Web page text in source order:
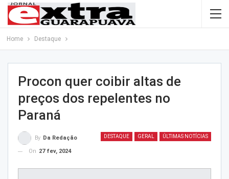
Home Destaque
Procon quer coibir altas de
preços dos repelentes no
Paraná
DESTAQUE GERAL ÚLTIMAS NOTÍCIAS
By Da Redação
On 27 fev, 2024